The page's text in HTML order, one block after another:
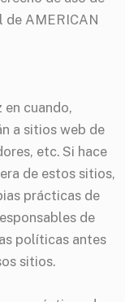
AMERICAN
en cuando,
a sitios web de
etc. Si hace
de estos sitios,
prácticas de
de
políticas antes
sitios.